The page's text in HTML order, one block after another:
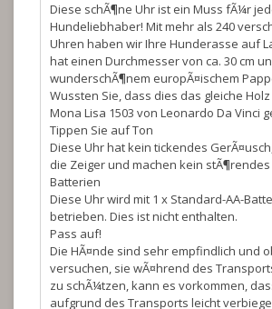
Diese schÃ¶ne Uhr ist ein Muss fÃ¼r
Hundeliebhaber! Mit mehr als 240
Uhren haben wir Ihre Hunderasse auf
hat einen Durchmesser von ca. 30 cm
wunderschÃ¶nem europÃ¤ischem
Wussten Sie, dass dies das gleiche
Mona Lisa 1503 von Leonardo Da Vinci
Tippen Sie auf Ton
Diese Uhr hat kein tickendes
die Zeiger und machen kein stÃ¶rendes
Batterien
Diese Uhr wird mit 1 x Standard-AA-
betrieben. Dies ist nicht enthalten.
Pass auf!
Die HÃ¤nde sind sehr empfindlich und
versuchen, sie wÃ¤hrend des
zu schÃ¼tzen, kann es vorkommen,
aufgrund des Transports leicht